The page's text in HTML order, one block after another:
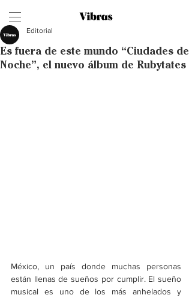
Es fuera de este mundo “Ciudades de
Noche”, el nuevo álbum de Rubytates
Editorial
México, un país donde muchas personas
están llenas de sueños por cumplir. El sueño
musical es uno de los más anhelados y